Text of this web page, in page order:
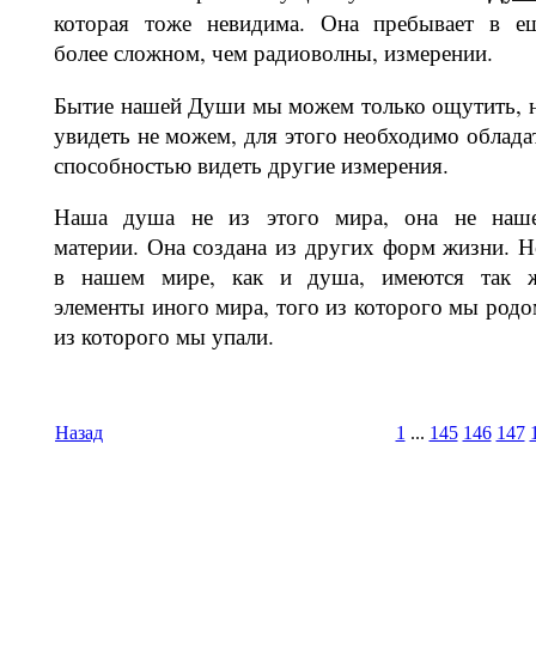
которая тоже невидима. Она пре­бывает в
более сложном, чем радио­волны, измерении.
Бытие нашей Души мы можем только ощутить,
увидеть не можем, для этого необходимо
способностью ви­деть другие измерения.
Наша душа не из этого мира, она не
материи. Она создана из других форм жизни.
в нашем мире, как и душа, имеются так
элементы иного мира, того из которого мы
из которого мы упали.
Назад 1 ... 145 146 147